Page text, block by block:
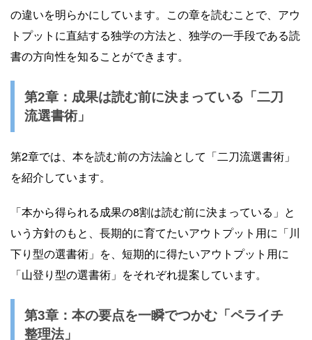
の違いを明らかにしています。この章を読むことで、アウ
トプットに直結する独学の方法と、独学の一手段である読
書の方向性を知ることができます。
第2章：成果は読む前に決まっている「二刀
流選書術」
第2章では、本を読む前の方法論として「二刀流選書術」
を紹介しています。
「本から得られる成果の8割は読む前に決まっている」と
いう方針のもと、長期的に育てたいアウトプット用に「川
下り型の選書術」を、短期的に得たいアウトプット用に
「山登り型の選書術」をそれぞれ提案しています。
第3章：本の要点を一瞬でつかむ「ペライチ
整理法」